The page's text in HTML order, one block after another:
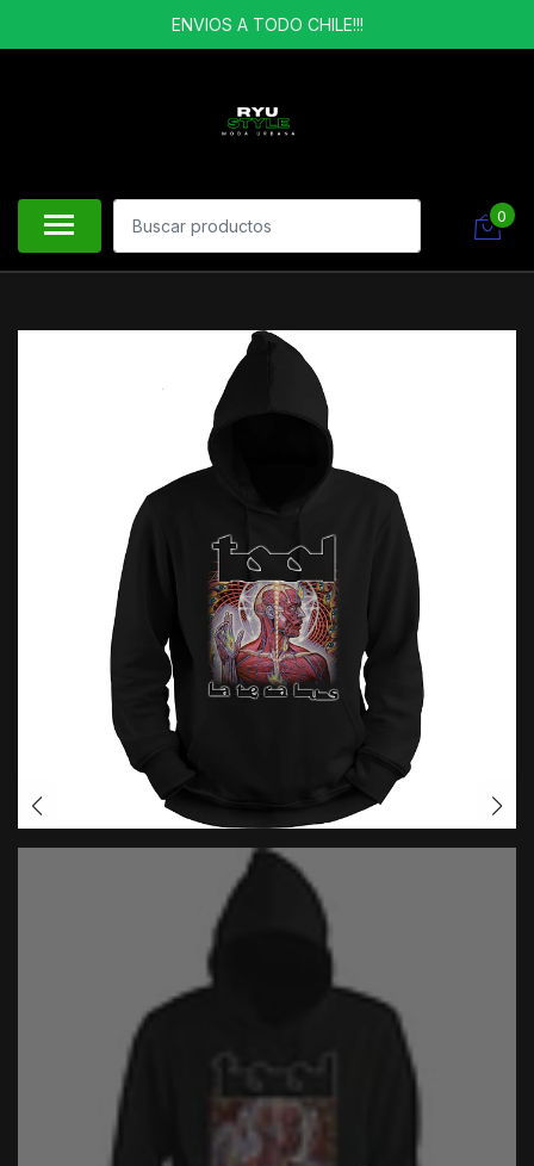
ENVIOS A TODO CHILE!!!
0